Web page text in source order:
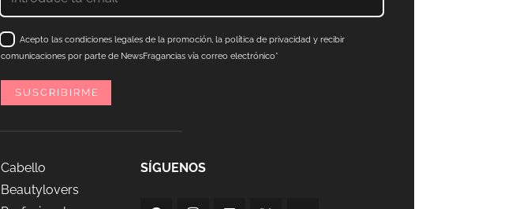
Acepto las condiciones legales de la promoción, la política de privacidad y recibir
comunicaciones por parte de NewsFragancias vía correo electrónico*
Cabello
Beautylovers
SÍGUENOS